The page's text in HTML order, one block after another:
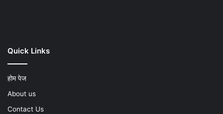
Quick Links
होम पेज
About us
Contact Us